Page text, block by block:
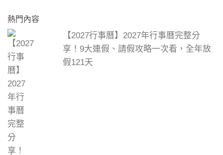
熱門內容
【2027行事曆】2027年行事曆完整分
享！9大連假、請假攻略一次看，全年放
假121天